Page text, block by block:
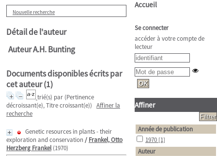
Nouvelle recherche
Détail de l'auteur
Auteur A.H. Bunting
Documents disponibles écrits par
cet auteur (1)
trié(s) par (Pertinence
décroissant(e), Titre croissant(e)) Affiner la
recherche
Genetic resources in plants - their
exploration and conservation / Frankel, Otto
Herzberg Frankel(1970)
Accueil
Se connecter
accéder à votre compte de
lecteur
Affiner
Année de publication
1970 [1]
Auteur